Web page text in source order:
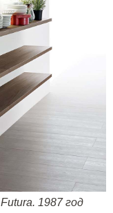
Futura. 1987 год